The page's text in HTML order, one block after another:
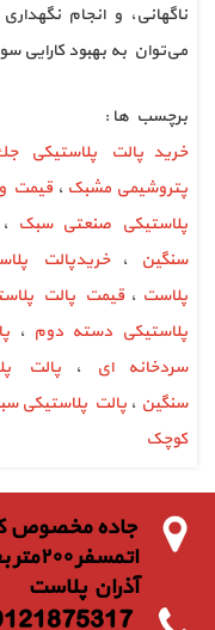
ناگهانی، و انجام
می‌توان به بهبود
برچسب ها :
خريد پالت پلاستيكي
پتروشیمی مشبک ، قیمت و
پلاستیکی صنعتی سبک ،
سنگین
،خریدپالت
پلاست ،قیمت پالت
پلاستیکی دسته دوم ،
سردخانه ای
، پالت
سنگین ، پالت پلاستیکی
کوچک
آذران پلاست
09121875317 - 02632316639